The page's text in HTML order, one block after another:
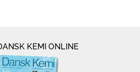
KEMI ONLINE